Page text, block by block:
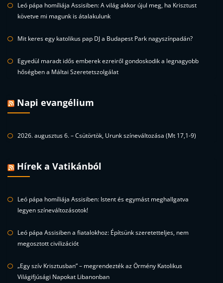
Leó pápa homíliája Assisiben: A világ akkor újul meg, ha Krisztust
követve mi magunk is átalakulunk
Mit keres egy katolikus pap DJ a Budapest Park nagyszínpadán?
Egyedül maradt idős emberek ezreiről gondoskodik a legnagyobb
hőségben a Máltai Szeretetszolgálat
Napi evangélium
2026. augusztus 6. – Csütörtök, Urunk színeváltozása (Mt 17,1-9)
Hírek a Vatikánból
Leó pápa homíliája Assisiben: Istent és egymást meghallgatva
legyen színeváltozásotok!
Leó pápa Assisiben a fiatalokhoz: Építsünk szeretetteljes, nem
megosztott civilizációt
„Egy szív Krisztusban” – megrendezték az Örmény Katolikus
Világifjúsági Napokat Libanonban